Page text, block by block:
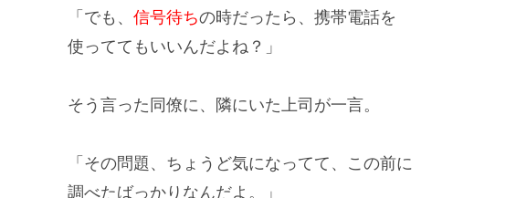
「でも、 信号待ちの時だったら、携帯電話を
使ってても いいんだよね？」
そう言った同僚に、隣にいた上司 が一言。
「その問題、ちょうど気になってて、この前に
調べたばっかりなんだよ。」